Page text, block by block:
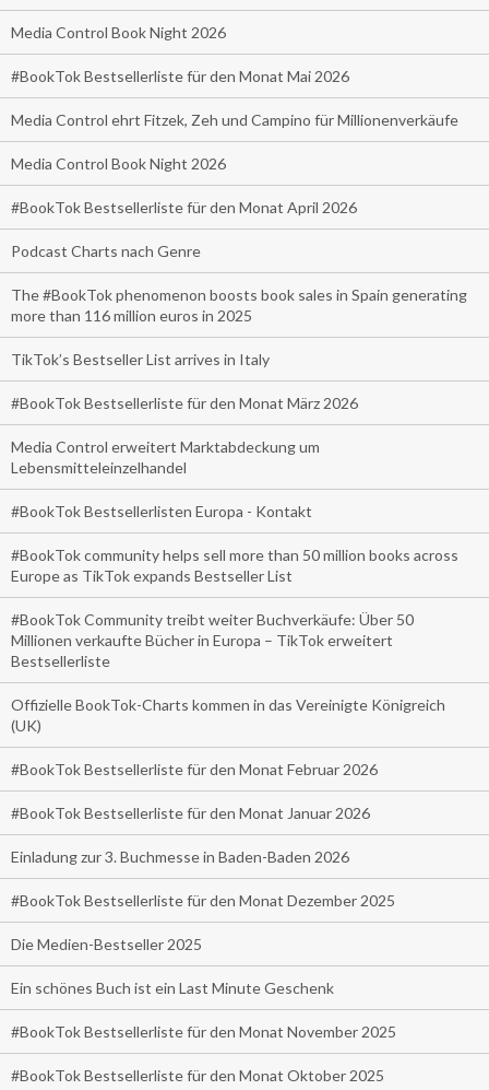
Media Control Book Night 2026
#BookTok Bestsellerliste für den Monat Mai 2026
Media Control ehrt Fitzek, Zeh und Campino für Millionenverkäufe
Media Control Book Night 2026
#BookTok Bestsellerliste für den Monat April 2026
Podcast Charts nach Genre
The #BookTok phenomenon boosts book sales in Spain generating
more than 116 million euros in 2025
TikTok’s Bestseller List arrives in Italy
#BookTok Bestsellerliste für den Monat März 2026
Media Control erweitert Marktabdeckung um
Lebensmitteleinzelhandel
#BookTok Bestsellerlisten Europa - Kontakt
#BookTok community helps sell more than 50 million books across
Europe as TikTok expands Bestseller List
#BookTok Community treibt weiter Buchverkäufe: Über 50
Millionen verkaufte Bücher in Europa – TikTok erweitert
Bestsellerliste
Offizielle BookTok-Charts kommen in das Vereinigte Königreich
(UK)
#BookTok Bestsellerliste für den Monat Februar 2026
#BookTok Bestsellerliste für den Monat Januar 2026
Einladung zur 3. Buchmesse in Baden-Baden 2026
#BookTok Bestsellerliste für den Monat Dezember 2025
Die Medien-Bestseller 2025
Ein schönes Buch ist ein Last Minute Geschenk
#BookTok Bestsellerliste für den Monat November 2025
#BookTok Bestsellerliste für den Monat Oktober 2025